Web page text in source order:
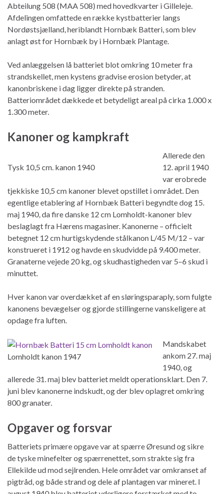
Abteilung 508 (MAA 508) med hovedkvarter i Gilleleje.
Afdelingen omfattede en række kystbatterier langs
Nordøstsjælland, heriblandt Hornbæk Batteri, som blev
anlagt øst for Hornbæk by i Hornbæk Plantage.
Ved anlæggelsen lå batteriet blot omkring 10 meter fra
strandskellet, men kystens gradvise erosion betyder, at
kanonbriskene i dag ligger direkte på stranden.
Batteriområdet dækkede et betydeligt areal på cirka 1.000 x
1.300 meter.
Kanoner og kampkraft
Tysk 10,5 cm. kanon 1940
Allerede den
12. april 1940
var erobrede
tjekkiske 10,5 cm kanoner blevet opstillet i området. Den
egentlige etablering af Hornbæk Batteri begyndte dog 15.
maj 1940, da fire danske 12 cm Lomholdt-kanoner blev
beslaglagt fra Hærens magasiner. Kanonerne – officielt
betegnet 12 cm hurtigskydende stålkanon L/45 M/12 – var
konstrueret i 1912 og havde en skudvidde på 9.400 meter.
Granaterne vejede 20 kg, og skudhastigheden var 5–6 skud i
minuttet.
Hver kanon var overdækket af en sløringsparaply, som fulgte
kanonens bevægelser og gjorde stillingerne vanskeligere at
opdage fra luften.
Lomholdt kanon 1947
Mandskabet
ankom 27. maj
1940, og
allerede 31. maj blev batteriet meldt operationsklart. Den 7.
juni blev kanonerne indskudt, og der blev oplagret omkring
800 granater.
Opgaver og forsvar
Batteriets primære opgave var at spærre Øresund og sikre
de tyske minefelter og spærrenettet, som strakte sig fra
Ellekilde ud mod sejlrenden. Hele området var omkranset af
pigtråd, og både strand og dele af plantagen var mineret. I